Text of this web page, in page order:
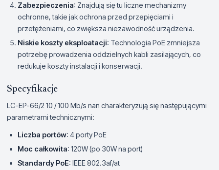
Zabezpieczenia: Znajdują się tu liczne mechanizmy
ochronne, takie jak ochrona przed przepięciami i
przetężeniami, co zwiększa niezawodność urządzenia.
Niskie koszty eksploatacji: Technologia PoE zmniejsza
potrzebę prowadzenia oddzielnych kabli zasilających, co
redukuje koszty instalacji i konserwacji.
Specyfikacje
LC-EP-66/2 10 / 100 Mb/s nan charakteryzują się następującymi
parametrami technicznymi:
Liczba portów: 4 porty PoE
Moc całkowita: 120W (po 30W na port)
Standardy PoE: IEEE 802.3af/at